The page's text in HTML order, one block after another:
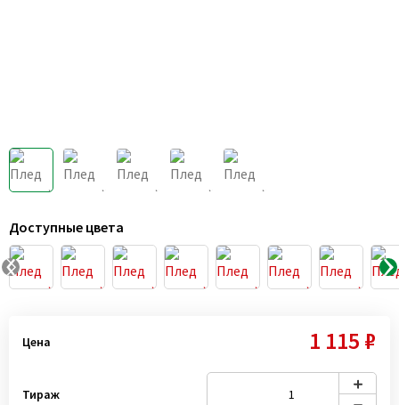
Доступные цвета
Цена 1 115 ₽
Тираж